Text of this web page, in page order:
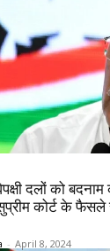
दलों को
कोर्ट के फैसले
- April 8, 2024